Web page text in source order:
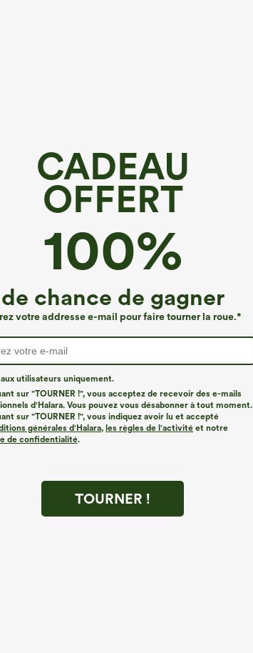
CADEAU
OFFERT
100%
de chance de gagner
votre addresse e-mail pour faire tourner la roue.*
utilisateurs uniquement.
sur "TOURNER !", vous acceptez de recevoir des e-mails
d'Halara. Vous pouvez vous désabonner à tout moment.
sur "TOURNER !", vous indiquez avoir lu et accepté
générales d'Halara, les règles de l'activité et notre
de confidentialité.
TOURNER !
Similaires